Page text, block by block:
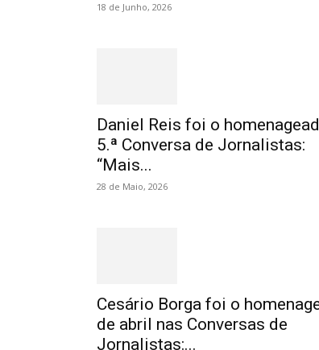
18 de Junho, 2026
Daniel Reis foi o
5.ª Conversa de Jornalistas:
“Mais...
28 de Maio, 2026
Cesário Borga foi o
de abril nas Conversas de
Jornalistas:...